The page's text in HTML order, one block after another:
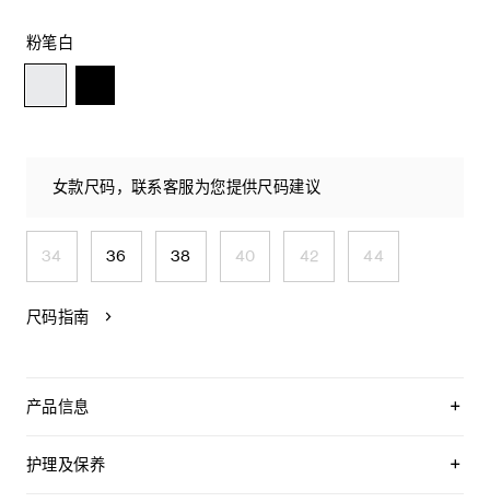
粉笔白
女款尺码，联系客服为您提供尺码建议
34 36 38 40 42 44
尺码指南
产品信息
袖口饰有TRIOMPHE刺绣
护理及保养